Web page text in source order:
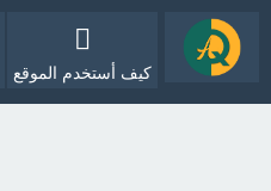
كيف أستخدم الموقع